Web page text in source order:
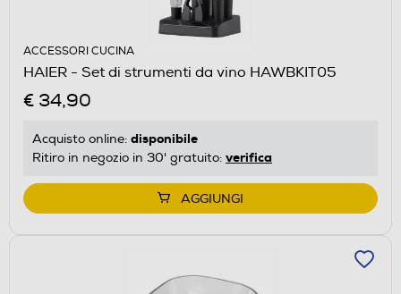
ACCESSORI CUCINA
HAIER - Set di strumenti da vino HAWBKIT05
€ 34,90
Acquisto online: disponibile
Ritiro in negozio in 30' gratuito: verifica
AGGIUNGI